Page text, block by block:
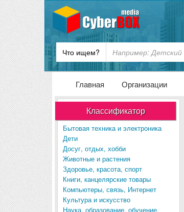
Что ищем?
Главная Организации
Классификатор
Бытовая техника и электроника
Дети
Досуг, отдых, хобби
Животные и растения
Здоровье, красота, спорт
Книги, канцелярские товары
Компьютеры, связь, Интернет
Культура и искусство
Наука, образование, обучение,